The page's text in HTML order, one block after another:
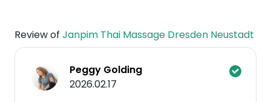
Review of Janpim Thai Massage Dresden Neustadt
Peggy Golding
2026.02.17